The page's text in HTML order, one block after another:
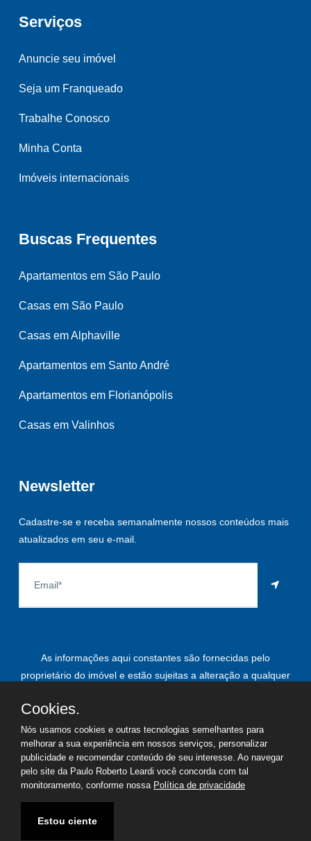
Serviços
Anuncie seu imóvel
Seja um Franqueado
Trabalhe Conosco
Minha Conta
Imóveis internacionais
Buscas Frequentes
Apartamentos em São Paulo
Casas em São Paulo
Casas em Alphaville
Apartamentos em Santo André
Apartamentos em Florianópolis
Casas em Valinhos
Newsletter
Cadastre-se e receba semanalmente nossos conteúdos mais
atualizados em seu e-mail.
As informações aqui constantes são fornecidas pelo
proprietário do imóvel e estão sujeitas a alteração a qualquer
©2026Copyright - Paulo Roberto Leardi | Todos os direitos
reservados
Cookies.
Nós usamos cookies e outras tecnologias semelhantes para
melhorar a sua experiência em nossos serviços, personalizar
publicidade e recomendar conteúdo de seu interesse. Ao navegar
pelo site da Paulo Roberto Leardi você concorda com tal
monitoramento, conforme nossa Política de privacidade
Estou ciente